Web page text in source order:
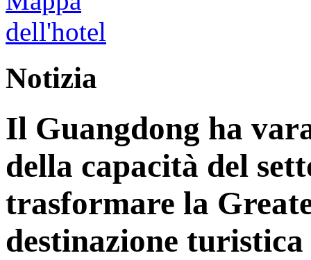
Notizia
Il Guangdong ha
della capacità del
trasformare la
destinazione